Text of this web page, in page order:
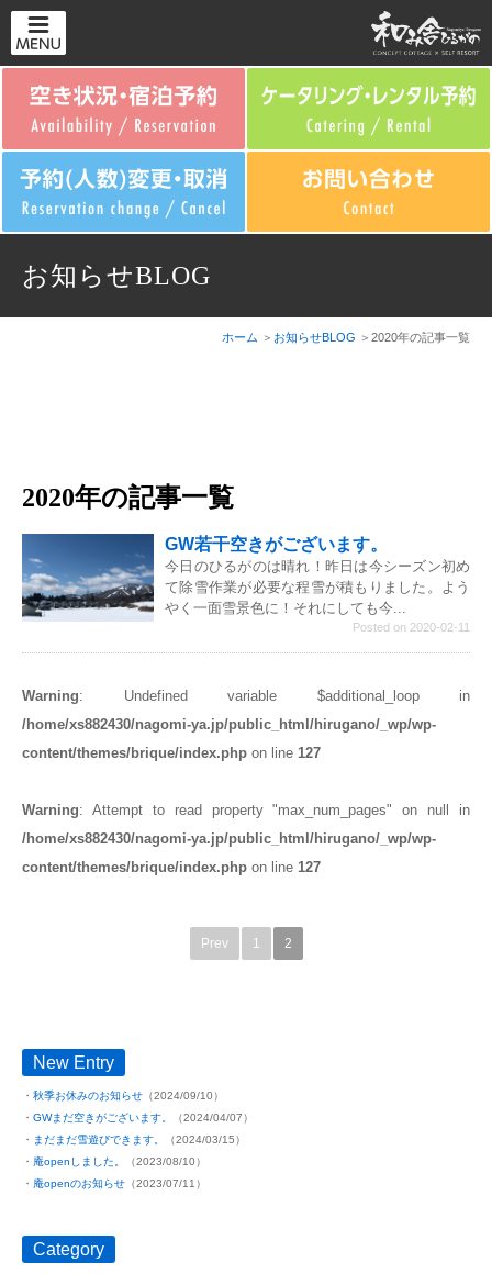
お知らせBLOG
ホーム お知らせBLOG 2020年の記事一覧
2020年の記事一覧
GW若干空きがございます。
今日のひるがのは晴れ！昨日は今シーズン初め
て除雪作業が必要な程雪が積もりました。よう
やく一面雪景色に！それにしても今...
Posted on 2020-02-11
Warning: Undefined variable $additional_loop in
/home/xs882430/nagomi-ya.jp/public_html/hirugano/_wp/wp-
content/themes/brique/index.php on line 127
Warning: Attempt to read property "max_num_pages" on null in
/home/xs882430/nagomi-ya.jp/public_html/hirugano/_wp/wp-
content/themes/brique/index.php on line 127
Prev 1 2
New Entry
秋季お休みのお知らせ （2024/09/10）
GWまだ空きがございます。
（2024/04/07）
まだまだ雪遊びできます。
（2024/03/15）
庵openしました。
（2023/08/10）
庵openのお知らせ （2023/07/11）
Category